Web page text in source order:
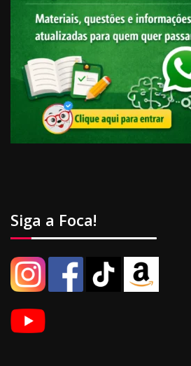
Siga a Foca!